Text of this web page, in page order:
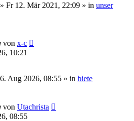
Fr 12. Mär 2021, 22:09 » in unser
von x-c
10:21
Aug 2026, 08:55 » in biete
von Utachrista
08:55